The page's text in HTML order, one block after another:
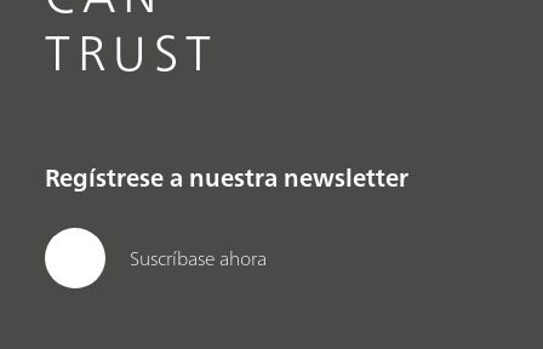
TRUST
Regístrese a nuestra newsletter
Suscríbase ahora